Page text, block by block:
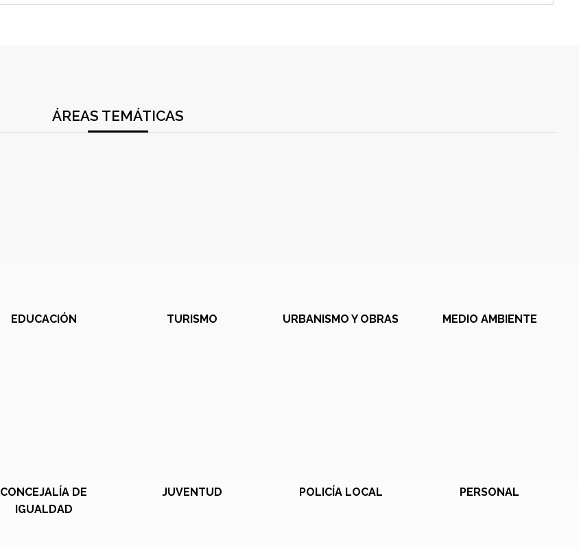
ÁREAS TEMÁTICAS
EDUCACIÓN TURISMO URBANISMO Y OBRAS MEDIO AMBIENTE
CONCEJALÍA DE
IGUALDAD
JUVENTUD POLICÍA LOCAL PERSONAL